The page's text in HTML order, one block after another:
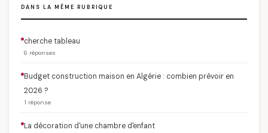
DANS LA MÊME RUBRIQUE
cherche tableau
6 réponses
Budget construction maison en Algérie : combien prévoir en
2026 ?
1 réponse
La décoration d'une chambre d'enfant